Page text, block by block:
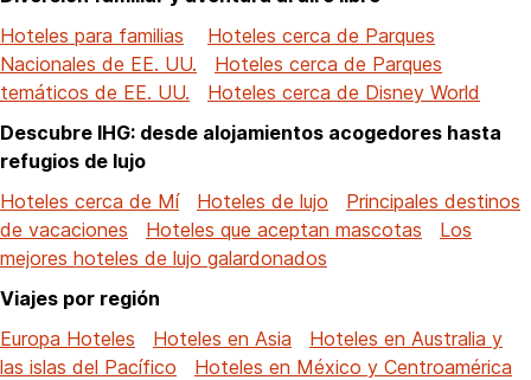
Hoteles para familias
Hoteles cerca de Parques
Nacionales de EE. UU.
Hoteles cerca de Parques
temáticos de EE. UU.
Hoteles cerca de Disney World
Descubre IHG: desde alojamientos acogedores hasta
refugios de lujo
Hoteles cerca de Mí
Hoteles de lujo
Principales destinos
de vacaciones
Hoteles que aceptan mascotas
Los
mejores hoteles de lujo galardonados
Viajes por región
Europa Hoteles
Hoteles en Asia
Hoteles en Australia y
las islas del Pacífico
Hoteles en México y Centroamérica